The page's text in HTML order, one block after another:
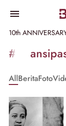
10th
Informasi
Beautynesia
AllBeritaFoto